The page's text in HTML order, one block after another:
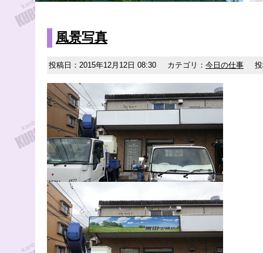
風景写真
投稿日：2015年12月12日 08:30 カテゴリ： 今日の仕事